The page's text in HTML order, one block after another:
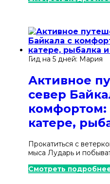
Гид на 5 дней: Мария
Активное
север
комфортом:
катере,
Прокатиться с
мыса Лударь и
Смотреть